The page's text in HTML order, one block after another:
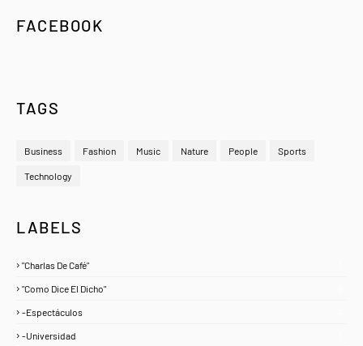
FACEBOOK
TAGS
Business Fashion Music Nature People Sports
Technology
LABELS
"Charlas De Café"
"Como Dice El Dicho"
-Espectáculos
-Universidad